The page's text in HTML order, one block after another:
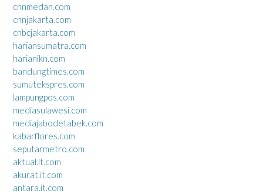
cnnmedan.com
cnnjakarta.com
cnbcjakarta.com
hariansumatra.com
harianikn.com
bandungtimes.com
sumutekspres.com
lampungpos.com
mediasulawesi.com
mediajabodetabek.com
kabarflores.com
seputarmetro.com
aktual.it.com
akurat.it.com
antara.it.com